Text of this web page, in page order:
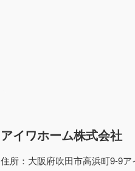
アイワホーム株式会社
住所：大阪府吹田市高浜町9-9